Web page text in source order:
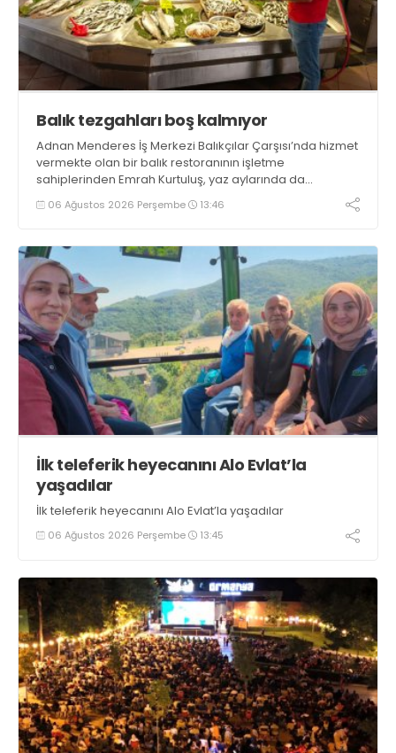
Balık tezgahları boş kalmıyor
Adnan Menderes İş Merkezi Balıkçılar Çarşısı’nda hizmet
vermekte olan bir balık restoranının işletme
sahiplerinden Emrah Kurtuluş, yaz aylarında da
tezgahlarda taze balık bulunduğunu ifade ederek “Yıl
boyunca tezgahlarda taze balık bulmak mümkün
06 Ağustos 2026 Perşembe 13:46
İlk teleferik heyecanını Alo Evlat’la
yaşadılar
İlk teleferik heyecanını Alo Evlat’la yaşadılar
06 Ağustos 2026 Perşembe 13:45